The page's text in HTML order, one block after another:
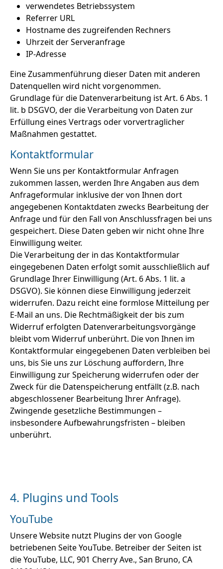
verwendetes Betriebssystem
Referrer URL
Hostname des zugreifenden Rechners
Uhrzeit der Serveranfrage
IP-Adresse
Eine Zusammenführung dieser Daten mit anderen
Datenquellen wird nicht vorgenommen.
Grundlage für die Datenverarbeitung ist Art. 6 Abs. 1
lit. b DSGVO, der die Verarbeitung von Daten zur
Erfüllung eines Vertrags oder vorvertraglicher
Maßnahmen gestattet.
Kontaktformular
Wenn Sie uns per Kontaktformular Anfragen
zukommen lassen, werden Ihre Angaben aus dem
Anfrageformular inklusive der von Ihnen dort
angegebenen Kontaktdaten zwecks Bearbeitung der
Anfrage und für den Fall von Anschlussfragen bei uns
gespeichert. Diese Daten geben wir nicht ohne Ihre
Einwilligung weiter.
Die Verarbeitung der in das Kontaktformular
eingegebenen Daten erfolgt somit ausschließlich auf
Grundlage Ihrer Einwilligung (Art. 6 Abs. 1 lit. a
DSGVO). Sie können diese Einwilligung jederzeit
widerrufen. Dazu reicht eine formlose Mitteilung per
E-Mail an uns. Die Rechtmäßigkeit der bis zum
Widerruf erfolgten Datenverarbeitungsvorgänge
bleibt vom Widerruf unberührt. Die von Ihnen im
Kontaktformular eingegebenen Daten verbleiben bei
uns, bis Sie uns zur Löschung auffordern, Ihre
Einwilligung zur Speicherung widerrufen oder der
Zweck für die Datenspeicherung entfällt (z.B. nach
abgeschlossener Bearbeitung Ihrer Anfrage).
Zwingende gesetzliche Bestimmungen –
insbesondere Aufbewahrungsfristen – bleiben
unberührt.
4. Plugins und Tools
YouTube
Unsere Website nutzt Plugins der von Google
betriebenen Seite YouTube. Betreiber der Seiten ist
die YouTube, LLC, 901 Cherry Ave., San Bruno, CA